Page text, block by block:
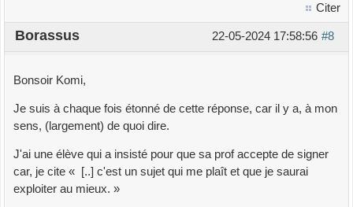
Citer
#8
22-05-2024 17:58:56
Borassus
Bonsoir Komi,
Je suis à chaque fois étonné de cette réponse, car il y a, à mon
sens, (largement) de quoi dire.
J'ai une élève qui a insisté pour que sa prof accepte de signer
car, je cite « [..] c'est un sujet qui me plaît et que je saurai
exploiter au mieux. »